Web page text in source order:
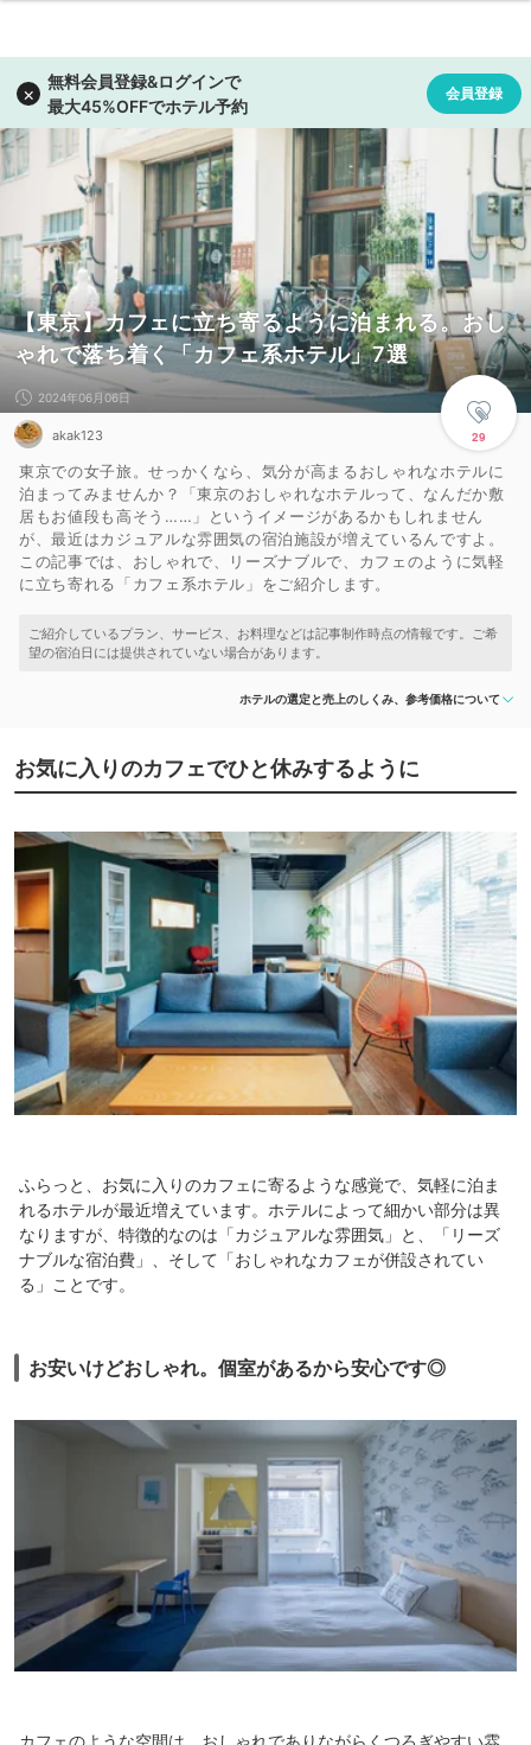
【東京】カフェに立ち寄るように泊まれる。おし
ゃれで落ち着く「カフェ系ホテル」7選
29
2024年06月06日
akak123
東京での女子旅。せっかくなら、気分が高まるおしゃれなホテルに
泊まってみませんか？「東京のおしゃれなホテルって、なんだか敷
居もお値段も高そう……」というイメージがあるかもしれません
が、最近はカジュアルな雰囲気の宿泊施設が増えているんですよ。
この記事では、おしゃれで、リーズナブルで、カフェのように気軽
に立ち寄れる「カフェ系ホテル」をご紹介します。
ホテルの選定と売上のしくみ、参考価格について
お気に入りのカフェでひと休みするように
ふらっと、お気に入りのカフェに寄るような感覚で、気軽に泊ま
れるホテルが最近増えています。ホテルによって細かい部分は異
なりますが、特徴的なのは「カジュアルな雰囲気」と、「リーズ
ナブルな宿泊費」、そして「おしゃれなカフェが併設されてい
る」ことです。
お安いけどおしゃれ。個室があるから安心です◎
カフェのような空間は、おしゃれでありながらくつろぎやすい雰